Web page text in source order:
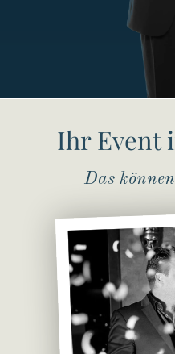
Ihr Event
Das